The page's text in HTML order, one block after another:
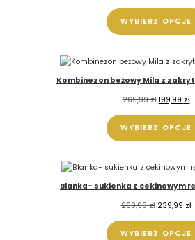
WYBIERZ OPCJE
Kombinezon beżowy Mila z
269,99zł 199,99 zł
WYBIERZ OPCJE
Blanka- sukienka z cekinowym
299,99zł 239,99 zł
WYBIERZ OPCJE